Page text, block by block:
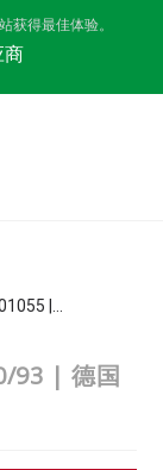
得最佳体验。
商
|...
93 | 德国